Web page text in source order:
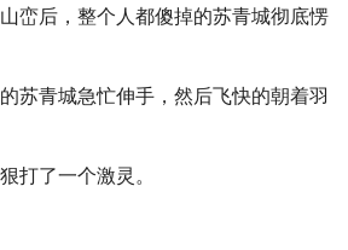
峦后，整个人都傻掉的苏青城彻底愣
苏青城急忙伸手，然后飞快的朝着羽
打了一个激灵。